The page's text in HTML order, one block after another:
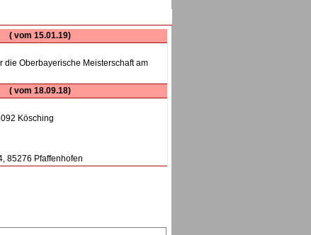
( vom 15.01.19)
die Oberbayerische Meisterschaft am
( vom 18.09.18)
Kösching
85276 Pfaffenhofen